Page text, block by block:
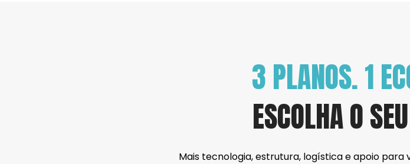
3 PLANOS. 1
ESCOLHA O
Mais tecnologia, estrutura, logística e apoio para